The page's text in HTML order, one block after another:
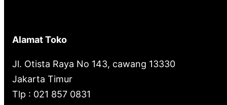
Alamat Toko
Jl. Otista Raya No 143, cawang 13330
Jakarta Timur
Tlp : 021 857 0831